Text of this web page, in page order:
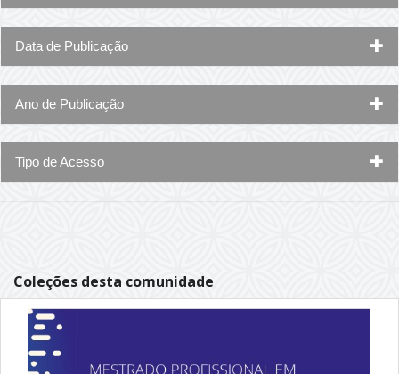
Data de Publicação
Ano de Publicação
Tipo de Acesso
Coleções desta comunidade